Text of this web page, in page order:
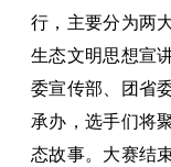
行，主要分为两
生态文明思想宣
委宣传部、团省
承办，选手们将
态故事。大赛结